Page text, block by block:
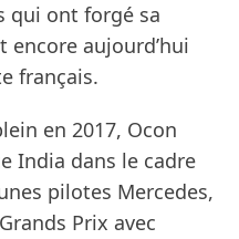
qui ont forgé sa
encore aujourd’hui
français.
en 2017, Ocon
India dans le cadre
pilotes Mercedes,
Prix avec